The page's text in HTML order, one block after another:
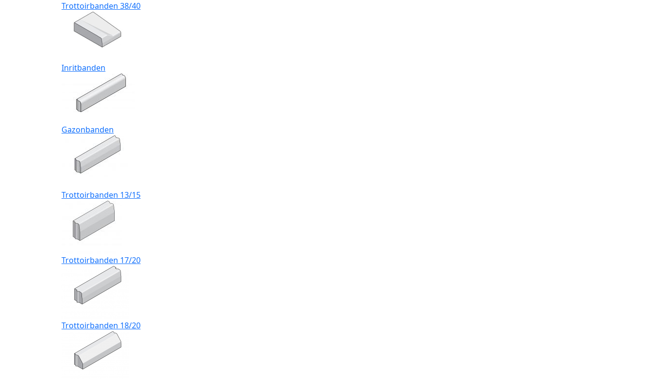
Trottoirbanden 38/40
Inritbanden
Gazonbanden
Trottoirbanden 13/15
Trottoirbanden 17/20
Trottoirbanden 18/20